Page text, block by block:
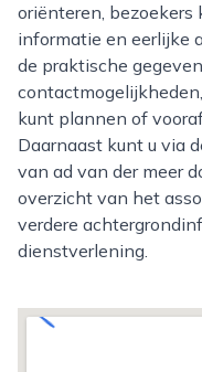
oriënteren, bezoekers
informatie en eerlijke
de praktische
kunt plannen of
Daarnaast kunt u via
van ad van der meer
overzicht van het
verdere
dienstverlening.